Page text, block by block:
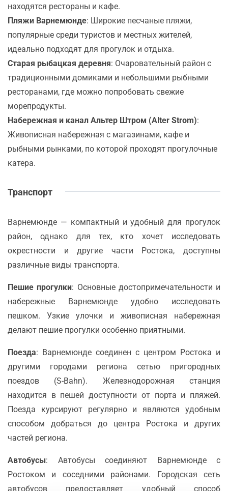
находятся рестораны и кафе.
Пляжи Варнемюнде: Широкие песчаные пляжи,
популярные среди туристов и местных жителей,
идеально подходят для прогулок и отдыха.
Старая рыбацкая деревня: Очаровательный район с
традиционными домиками и небольшими рыбными
ресторанами, где можно попробовать свежие
морепродукты.
Набережная и канал Альтер Штром (Alter Strom):
Живописная набережная с магазинами, кафе и
рыбными рынками, по которой проходят прогулочные
катера.
Транспорт
Варнемюнде — компактный и удобный для прогулок
район, однако для тех, кто хочет исследовать
окрестности и другие части Ростока, доступны
различные виды транспорта.
Пешие прогулки: Основные достопримечательности и
набережные Варнемюнде удобно исследовать
пешком. Узкие улочки и живописная набережная
делают пешие прогулки особенно приятными.
Поезда: Варнемюнде соединен с центром Ростока и
другими городами региона сетью пригородных
поездов (S-Bahn). Железнодорожная станция
находится в пешей доступности от порта и пляжей.
Поезда курсируют регулярно и являются удобным
способом добраться до центра Ростока и других
частей региона.
Автобусы: Автобусы соединяют Варнемюнде с
Ростоком и соседними районами. Городская сеть
автобусов предоставляет удобный способ